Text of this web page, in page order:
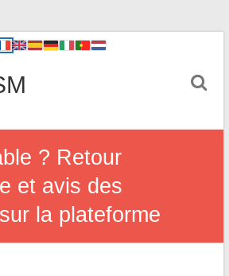
? Retour
et avis des
la plateforme